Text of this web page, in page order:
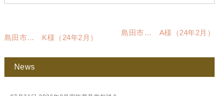
島田市… K様（24年2月）
島田市… A様（24年2月）
News